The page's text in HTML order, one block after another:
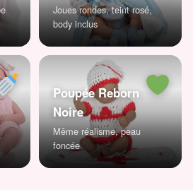
Joues rondes, teint rosé,
body inclus
Poupée Reborn
Noire
Même réalisme, peau
foncée